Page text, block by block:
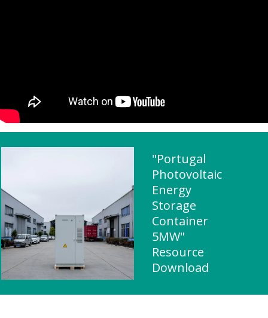
"Portugal
Photovoltaic
Energy
Storage
Container
5MW"
Resource
Download